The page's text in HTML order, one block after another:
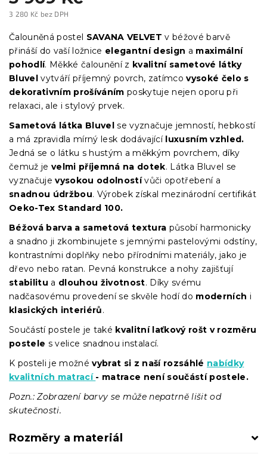
3 280 Kč bez DPH
cena:
Čalouněná postel SAVANA VELVET v béžové barvě
přináší do vaší ložnice elegantní design a maximální
pohodlí. Měkké čalounění z kvalitní sametové látky
Bluvel vytváří příjemný povrch, zatímcovysoké čelo s
dekorativním prošíváním poskytuje nejen oporu při
relaxaci, ale i stylový prvek.
Sametová látka Bluvel se vyznačuje jemností, hebkostí
a má zpravidla mírný lesk dodávajícíluxusním vzhled.
Jedná se o látku s hustým a měkkým povrchem, díky
čemuž je velmi příjemná na dotek. Látka Bluvel se
vyznačujevysokou odolnostívůči opotřebení a
snadnou údržbou. Výrobek získal mezinárodní certifikát
Oeko-Tex Standard 100.
Béžová barva a sametová textura působí harmonicky
a snadno ji zkombinujete s jemnými pastelovými odstíny,
kontrastními doplňky nebo přírodními materiály, jako je
dřevo nebo ratan. Pevná konstrukce a nohy zajišťují
stabilitu a dlouhou životnost. Díky svému
nadčasovému provedení se skvěle hodí do moderních i
klasických interiérů.
Součástí postele je také kvalitní laťkový rošt v rozměru
postele s velice snadnou instalací.
K posteli je možné vybrat si z naší rozsáhlé nabídky
kvalitních matrací - matrace není součástí postele.
Pozn.: Zobrazení barvy se může nepatrně lišit od
skutečnosti.
Rozměry a materiál